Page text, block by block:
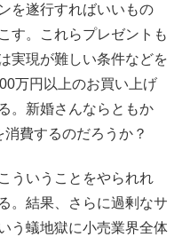
を遂行すればいいもの
す。これらプレゼントも
実現が難しい条件などを
万円以上のお買い上げ
。新婚さんならともか
費するのだろうか？
ういうことをやられれ
。結果、さらに過剰なサ
う蟻地獄に小売業界全体